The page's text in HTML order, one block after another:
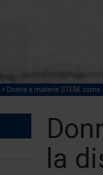
> Donne e materie STEM:
la